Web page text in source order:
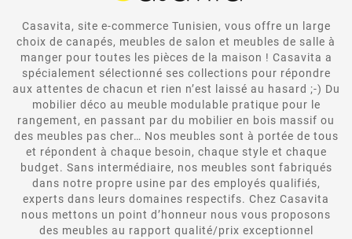
Casavita, site e-commerce Tunisien, vous offre un large
choix de canapés, meubles de salon et meubles de salle à
manger pour toutes les pièces de la maison ! Casavita a
spécialement sélectionné ses collections pour répondre
aux attentes de chacun et rien n’est laissé au hasard ;-) Du
mobilier déco au meuble modulable pratique pour le
rangement, en passant par du mobilier en bois massif ou
des meubles pas cher… Nos meubles sont à portée de tous
et répondent à chaque besoin, chaque style et chaque
budget. Sans intermédiaire, nos meubles sont fabriqués
dans notre propre usine par des employés qualifiés,
experts dans leurs domaines respectifs. Chez Casavita
nous mettons un point d’honneur nous vous proposons
des meubles au rapport qualité/prix exceptionnel